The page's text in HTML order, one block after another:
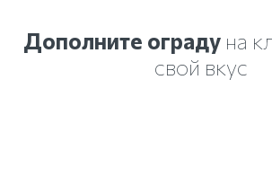
Дополните ограду на
свой вкус